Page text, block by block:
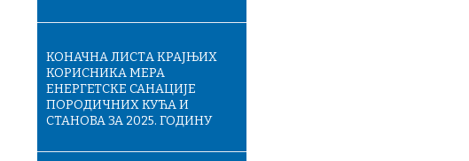
КОНАЧНA ЛИСТA КРАЈЊИХ
КОРИСНИКА МЕРА
ЕНЕРГЕТСКЕ САНАЦИЈЕ
ПОРОДИЧНИХ КУЋА И
СТАНОВА ЗА 2025. ГОДИНУ